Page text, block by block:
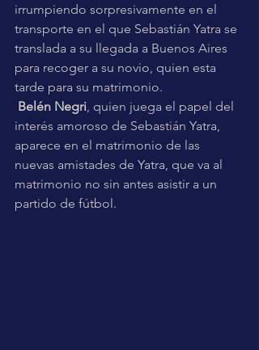
irrumpiendo sorpresivamente en el
transporte en el que Sebastián Yatra se
translada a su llegada a Buenos Aires
para recoger a su novio, quien esta
tarde para su matrimonio.
Belén Negri , quien juega el papel del
interés amoroso de Sebastián Yatra,
aparece en el matrimonio de las
nuevas amistades de Yatra, que va al
matrimonio no sin antes asistir a un
partido de fútbol.